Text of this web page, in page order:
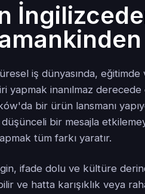
iş dünyasında,
yapmak inanılmaz
bir ürün lansmanı
bir mesajla
tüm farkı yaratır.
ifade dolu ve kültüre
ve hatta karışıklık veya